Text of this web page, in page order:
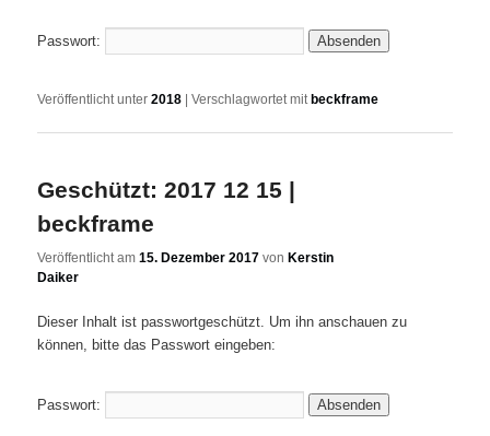
Passwort:
Veröffentlicht unter 2018 |Verschlagwortet mit beckframe
Geschützt: 2017 12 15 |
beckframe
Veröffentlicht am15. Dezember 2017 vonKerstin
Daiker
Dieser Inhalt ist passwortgeschützt. Um ihn anschauen zu
können, bitte das Passwort eingeben:
Passwort: